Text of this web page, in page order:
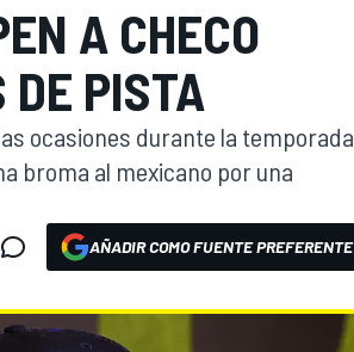
A CHECO
DE PISTA
ocasiones durante la temporada
broma al mexicano por una
AÑADIR COMO FUENTE PREFERENTE